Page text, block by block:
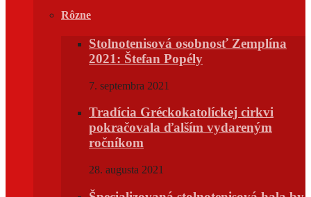
Rôzne
Stolnotenisová osobnosť Zemplína
2021: Štefan Popély
7. septembra 2021
Tradícia Gréckokatolíckej cirkvi
pokračovala ďalším vydareným
ročníkom
28. augusta 2021